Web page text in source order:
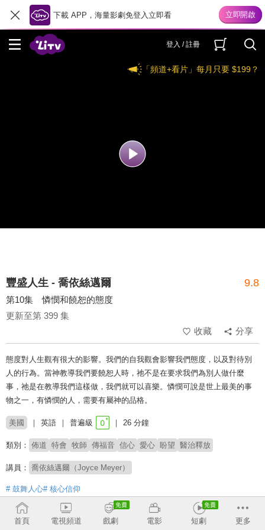
下載 APP，海量影劇免登入立即看
登入 / 註冊
「頻道+看片」每月只要 $199？
豐盛人生 - 喬依絲邁爾 9.8
第10集 憐憫和饒恕的態度
更新至第 399 集
收藏
分享
態度對人生觀有很大的影響。我們的自我觀會影響我們態度，以及對待別
人的行為。當神教導我們要饒恕人時，祂不是在要求我們為別人做什麼
事，祂是在教導我們這樣做，我們就可以喜樂。憐憫可說是世上最美的事
物之一，有憐憫的人，需要有屬神的品格。
美國 英語 普遍級 26 分鐘
類別： 佈道 特會 牧師 傳福音 信心 愛心 盼望 醫治釋放
講員： 喬依絲邁爾（Joyce Meyer）
# 鼓舞人心# 核心信仰
首頁 電視頻道 戲劇 電影 短劇 更多